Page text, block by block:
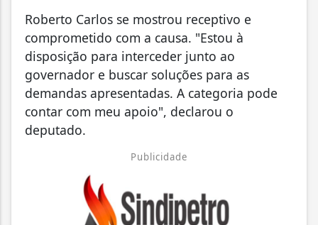
Roberto Carlos se mostrou receptivo e
comprometido com a causa. "Estou à
disposição para interceder junto ao
governador e buscar soluções para as
demandas apresentadas. A categoria pode
contar com meu apoio", declarou o
deputado.
Publicidade